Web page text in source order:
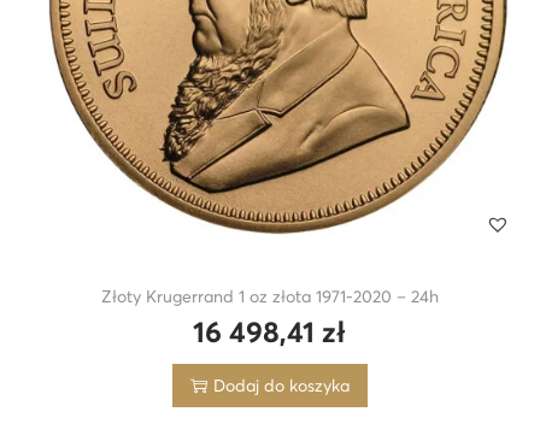
Złoty Krugerrand 1 oz złota 1971-2020 – 24h
16 498,41zł
Dodaj do koszyka